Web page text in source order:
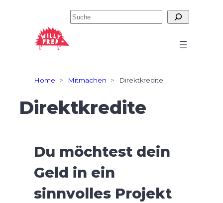
springen
Suchen
Home > Mitmachen > Direktkredite
Direktkredite
Du möchtest dein
Geld in ein
sinnvolles Projekt